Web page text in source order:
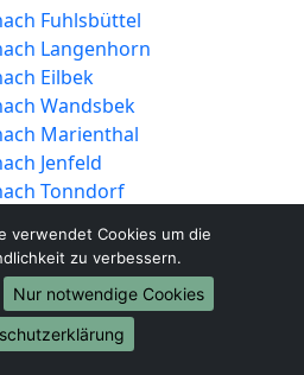
Fuhlsbüttel
Langenhorn
Eilbek
Wandsbek
Marienthal
Jenfeld
Tonndorf
Bramfeld
Steilshoop
Wellingsbüttel
Sasel
verwendet Cookies um die
zu verbessern.
Nur notwendige Cookies